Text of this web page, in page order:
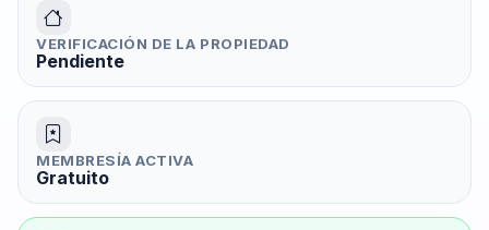
VERIFICACIÓN DE LA PROPIEDAD
Pendiente
MEMBRESÍA ACTIVA
Gratuito